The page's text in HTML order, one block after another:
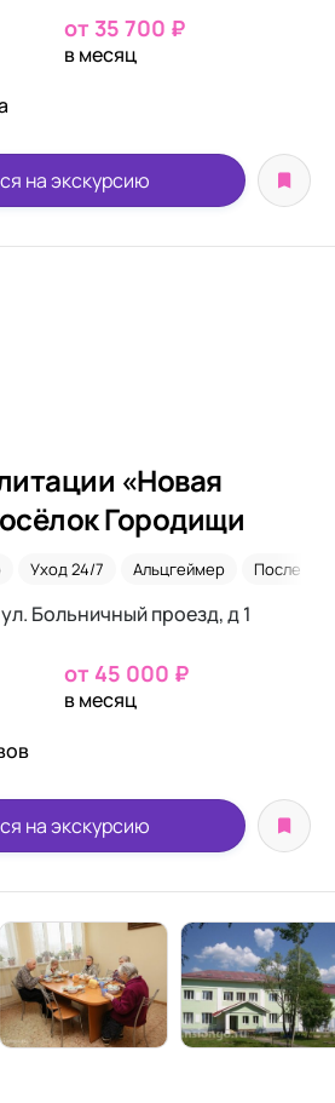
от 35 700 ₽
в месяц
на экскурсию
«Новая
Городищи
Уход 24/7 Альцгеймер После
Больничный проезд, д 1
от 45 000 ₽
в месяц
на экскурсию